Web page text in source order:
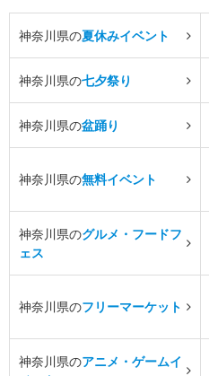
神奈川県の夏休みイベント
神奈川県の七夕祭り
神奈川県の盆踊り
神奈川県の無料イベント
神奈川県のグルメ・フードフ
ェス
神奈川県のフリーマーケット
神奈川県のアニメ・ゲームイ